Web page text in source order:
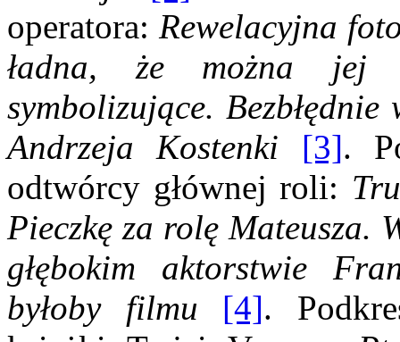
operatora: Rewelacyjna
ładna, że można jej
symbolizujące.
Andrzeja Kostenki
[3].
odtwórcy głównej roli:
Pieczkę za rolę Mateusza.
głębokim aktorstwie
byłoby filmu
[4].